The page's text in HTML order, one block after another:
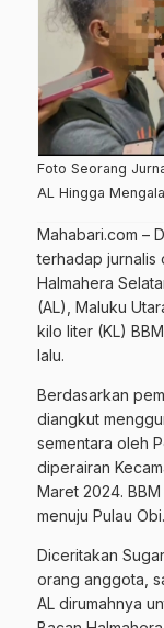
Foto Seorang
AL Hingga
Mahabari.com –
terhadap jurnalis
Halmahera
(AL), Maluku
kilo liter (KL)
lalu.
Berdasarkan
diangkut
sementara oleh
diperairan
Maret 2024.
menuju Pulau Obi.
Diceritakan
orang anggota,
AL dirumahnya